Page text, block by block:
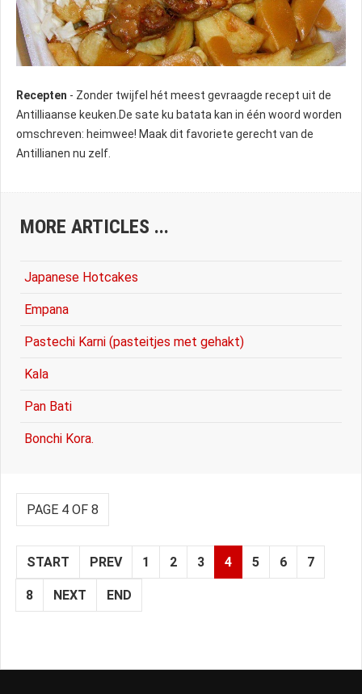
Recepten - Zonder twijfel hét meest gevraagde recept uit de
Antilliaanse keuken.De sate ku batata kan in één woord worden
omschreven: heimwee! Maak dit favoriete gerecht van de
Antillianen nu zelf.
MORE ARTICLES ...
Japanese Hotcakes
Empana
Pastechi Karni (pasteitjes met gehakt)
Kala
Pan Bati
Bonchi Kora.
PAGE 4 OF 8
START PREV 1 2 3 4 5 6 7
8 NEXT END